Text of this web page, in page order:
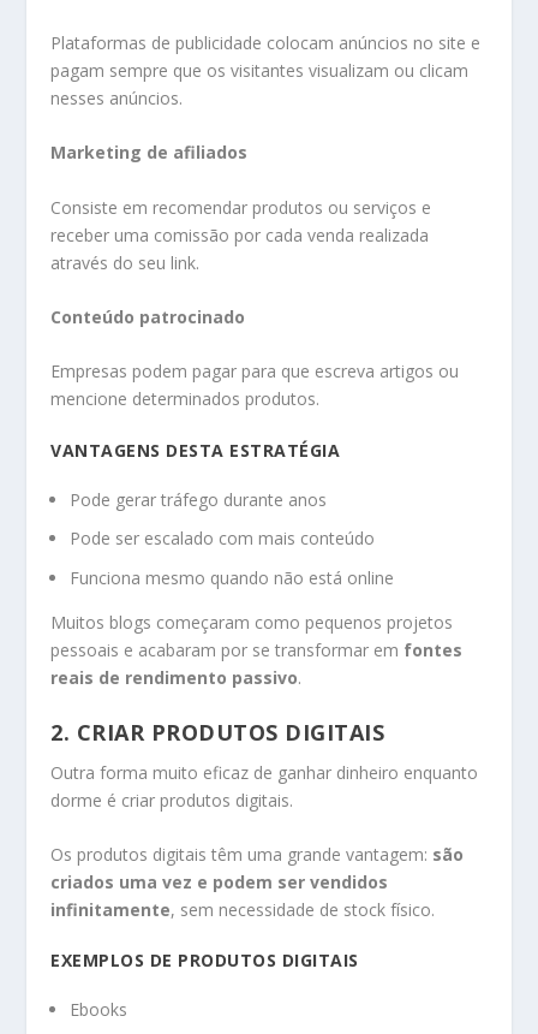
Plataformas de publicidade colocam anúncios no site e
pagam sempre que os visitantes visualizam ou clicam
nesses anúncios.
Marketing de afiliados
Consiste em recomendar produtos ou serviços e
receber uma comissão por cada venda realizada
através do seu link.
Conteúdo patrocinado
Empresas podem pagar para que escreva artigos ou
mencione determinados produtos.
VANTAGENS DESTA ESTRATÉGIA
Pode gerar tráfego durante anos
Pode ser escalado com mais conteúdo
Funciona mesmo quando não está online
Muitos blogs começaram como pequenos projetos
pessoais e acabaram por se transformar em fontes
reais de rendimento passivo.
2. CRIAR PRODUTOS DIGITAIS
Outra forma muito eficaz de ganhar dinheiro enquanto
dorme é criar produtos digitais.
Os produtos digitais têm uma grande vantagem: são
criados uma vez e podem ser vendidos
infinitamente, sem necessidade de stock físico.
EXEMPLOS DE PRODUTOS DIGITAIS
Ebooks